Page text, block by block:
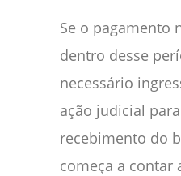
Se o pagamento
dentro desse
necessário
ação judicial
recebimento do
começa a contar